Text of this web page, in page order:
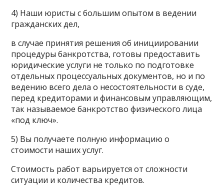
4) Наши юристы с большим опытом в ведении
гражданских дел,
в случае принятия решения об инициировании
процедуры банкротства, готовы предоставить
юридические услуги не только по подготовке
отдельных процессуальных документов, но и по
ведению всего дела о несостоятельности в суде,
перед кредиторами и финансовым управляющим,
так называемое банкротство физического лица
«под ключ».
5) Вы получаете полную информацию о
стоимости наших услуг.
Стоимость работ варьируется от сложности
ситуации и количества кредитов.